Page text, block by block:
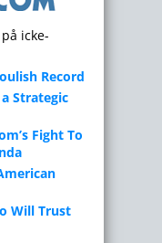
icke-
Record
Strategic
Fight To
Will Trust